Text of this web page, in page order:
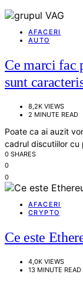
AFACERI
AUTO
Ce marci fac
sunt
8,2K VIEWS
2 MINUTE READ
Poate ca ai auzit
cadrul discutiilor cu
0 SHARES
0
0
AFACERI
CRYPTO
Ce este
4,0K VIEWS
13 MINUTE READ